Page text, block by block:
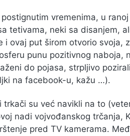
vremenima, u
tetivama, neki sa disanjem,
i ovaj put širom otvorio svoja,
punu pozitivnog naboja,
do pojasa, strpljivo
na facebook-u, kažu …).
su već navikli na to
nadi vojvođanskog trčanja,
pred TV kamerama.